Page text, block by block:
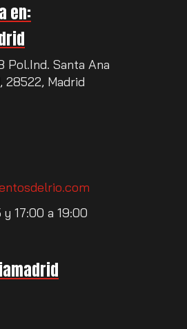
en:
Pol.Ind. Santa Ana
28522, Madrid
17:00 a 19:00